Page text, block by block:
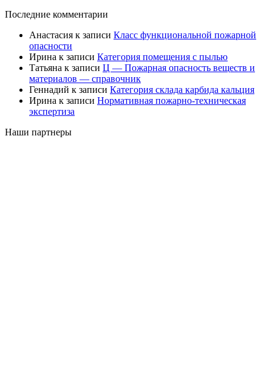
Последние комментарии
Анастасия к записи Класс функциональной пожарной
опасности
Ирина к записи Категория помещения с пылью
Татьяна к записи Ц — Пожарная опасность веществ и
материалов — справочник
Геннадий к записи Категория склада карбида кальция
Ирина к записи Нормативная пожарно-техническая
экспертиза
Наши партнеры